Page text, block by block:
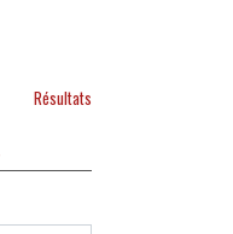
Résultats